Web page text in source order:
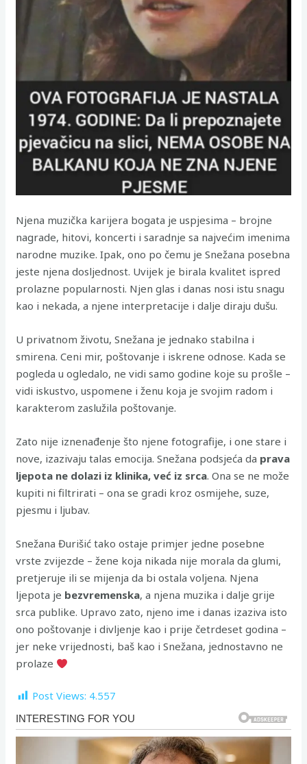
Njena muzička karijera bogata je uspjesima – brojne
nagrade, hitovi, koncerti i saradnje sa najvećim imenima
narodne muzike. Ipak, ono po čemu je Snežana posebna
jeste njena dosljednost. Uvijek je birala kvalitet ispred
prolazne popularnosti. Njen glas i danas nosi istu snagu
kao i nekada, a njene interpretacije i dalje diraju dušu.
U privatnom životu, Snežana je jednako stabilna i
smirena. Ceni mir, poštovanje i iskrene odnose. Kada se
pogleda u ogledalo, ne vidi samo godine koje su prošle –
vidi iskustvo, uspomene i ženu koja je svojim radom i
karakterom zaslužila poštovanje.
Zato nije iznenađenje što njene fotografije, i one stare i
nove, izazivaju talas emocija. Snežana podsjeća da prava
ljepota ne dolazi iz klinika, već iz srca. Ona se ne može
kupiti ni filtrirati – ona se gradi kroz osmijehe, suze,
pjesmu i ljubav.
Snežana Đurišić tako ostaje primjer jedne posebne
vrste zvijezde – žene koja nikada nije morala da glumi,
pretjeruje ili se mijenja da bi ostala voljena. Njena
ljepota je bezvremenska, a njena muzika i dalje grije
srca publike. Upravo zato, njeno ime i danas izaziva isto
ono poštovanje i divljenje kao i prije četrdeset godina –
jer neke vrijednosti, baš kao i Snežana, jednostavno ne
prolaze
Post Views: 4.557